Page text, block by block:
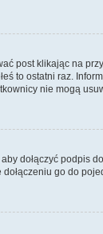
post klikając na
to ostatni raz.
nie mogą
dołączyć podpis
go do